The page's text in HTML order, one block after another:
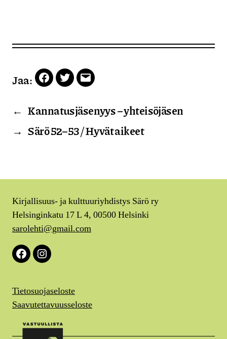
Jaa: Facebook
TwitterEmail
← Kannatusjäsenyys – yhteisöjäsen
→ Särö 52–53 / Hyvät aikeet
Kirjallisuus- ja kulttuuriyhdistys Särö ry
Helsinginkatu 17 L 4, 00500 Helsinki
sarolehti@gmail.com
FacebookInstagram
Tietosuojaseloste
Saavutettavuusseloste